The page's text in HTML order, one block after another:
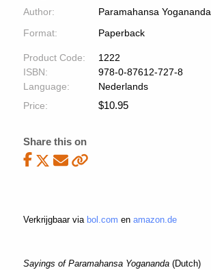
Author:
Paramahansa Yogananda
Format:
Paperback
Product Code:
1222
ISBN:
978-0-87612-727-8
Language:
Nederlands
Price:
$10.95
Share this on
Verkrijgbaar viabol.com en amazon.de
Sayings of Paramahansa Yogananda(Dutch)